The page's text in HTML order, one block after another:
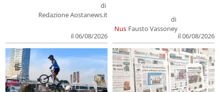
di
Redazione Aostanews.it
il 06/08/2026
Nus
di
Fausto Vassoney
il 06/08/2026